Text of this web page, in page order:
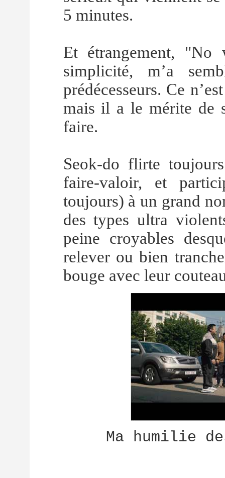
5 minutes.
Et étrangement, "No
simplicité, m’a
prédécesseurs. Ce
mais il a le mérite de
faire.
Seok-do flirte
faire-valoir, et
toujours) à un grand
des types ultra
peine croyables
relever ou bien
bouge avec leur
Ma humilie